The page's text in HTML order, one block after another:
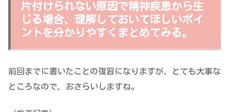
片付けられない原因で精神疾患から生
じる場合、理解しておいてほしいポイ
ントを分かりやすくまとめてみる。
前回までに書いたことの復習になりますが、とても大事な
ところなので、おさらいしますね。